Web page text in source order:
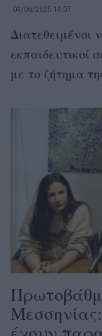
04/06/2025 14:07
εκπαιδευτικοί
με το ζήτημα